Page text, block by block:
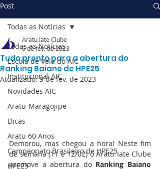
Post
Todas as Notícias
Escola de Vela do AIC
Institucional AIC
Novidades AIC
Aratu-Maragojipe
Dicas
Aratu 60 Anos
Campeonato Brasileiro de HPE25
HPE25
Todas as Notícias
Tudo pronto para a abertura do
Ranking Baiano de HPE25
Aratu Iate Clube
6 de fev. de 2023
Atualizado:9 de fev. de 2023
Demorou, mas chegou a hora! Neste fim
de semana (11 e 12/02) o Aratu Iate Clube
promove a abertura do Ranking Baiano